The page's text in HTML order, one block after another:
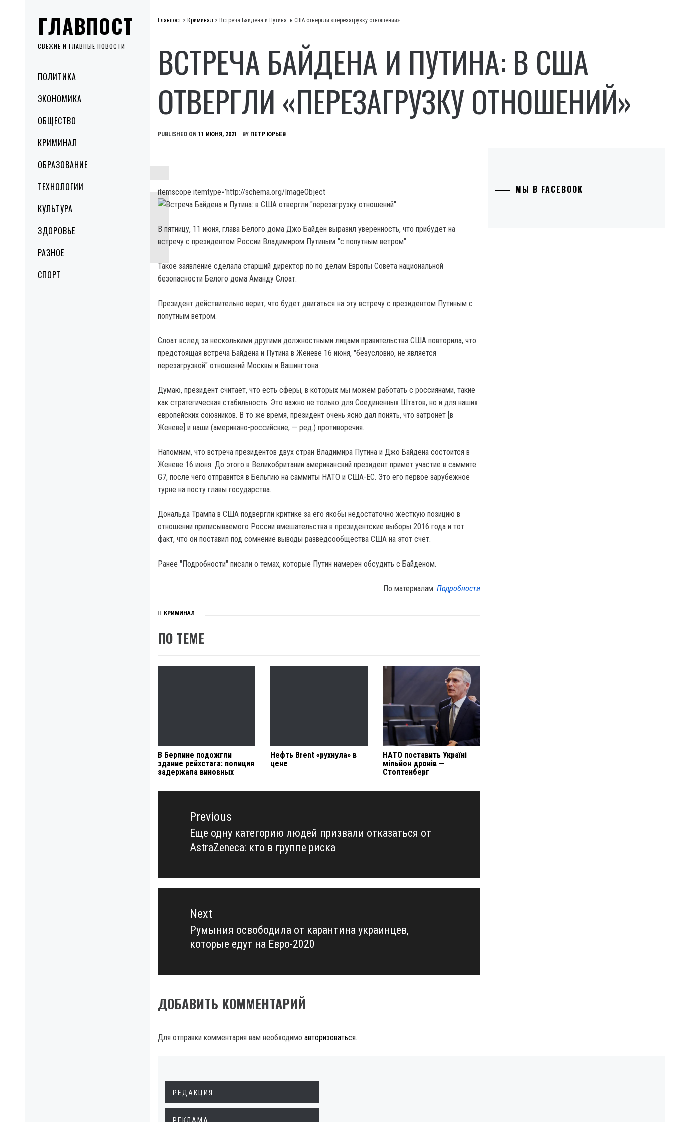
ГЛАВПОСТ
СВЕЖИЕ И ГЛАВНЫЕ НОВОСТИ
MenuПОЛИТИКА
ЭКОНОМИКА
ОБЩЕСТВО
КРИМИНАЛ
ОБРАЗОВАНИЕ
ТЕХНОЛОГИИ
КУЛЬТУРА
ЗДОРОВЬЕ
РАЗНОЕ
СПОРТ
to
content
Главпост > Криминал > Встреча Байдена и Путина: в США отвергли «перезагрузку отношений»
ВСТРЕЧА БАЙДЕНА И ПУТИНА: В США
ОТВЕРГЛИ «ПЕРЕЗАГРУЗКУ ОТНОШЕНИЙ»
PUBLISHED ON 11 ИЮНЯ, 2021 BY ПЕТР ЮРЬЕВ
itemscope itemtype=’http://schema.org/ImageObject
В пятницу, 11 июня, глава Белого дома Джо Байден выразил уверенность, что прибудет на
встречу с президентом России Владимиром Путиным "с попутным ветром".
Такое заявление сделала старший директор по по делам Европы Совета национальной
безопасности Белого дома Аманду Слоат.
Президент действительно верит, что будет двигаться на эту встречу с президентом Путиным с
попутным ветром.
Слоат вслед за несколькими другими должностными лицами правительства США повторила, что
предстоящая встреча Байдена и Путина в Женеве 16 июня, "безусловно, не является
перезагрузкой" отношений Москвы и Вашингтона.
Думаю, президент считает, что есть сферы, в которых мы можем работать с россиянами, такие
как стратегическая стабильность. Это важно не только для Соединенных Штатов, но и для наших
европейских союзников. В то же время, президент очень ясно дал понять, что затронет [в
Женеве] и наши (американо-российские, — ред.) противоречия.
Напомним, что встреча президентов двух стран Владимира Путина и Джо Байдена состоится в
Женеве 16 июня. До этого в Великобритании американский президент примет участие в саммите
G7, после чего отправится в Бельгию на саммиты НАТО и США-ЕС. Это его первое зарубежное
турне на посту главы государства.
Дональда Трампа в США подвергли критике за его якобы недостаточно жесткую позицию в
отношении приписываемого России вмешательства в президентские выборы 2016 года и тот
факт, что он поставил под сомнение выводы разведсообщества США на этот счет.
Ранее "Подробности" писали о темах, которые Путин намерен обсудить с Байденом.
По материалам:Подробности
КРИМИНАЛ
ПО ТЕМЕ
В Берлине подожгли
здание рейхстага: полиция
задержала виновных
Нефть Brent «рухнула» в
цене
НАТО поставить Україні
мільйон дронів —
Столтенберг
Навигация
записямPrevious
Previous
post:
Еще одну категорию людей призвали отказаться от
AstraZeneca: кто в группе риска
Next
Next
post:
Румыния освободила от карантина украинцев,
которые едут на Евро-2020
ДОБАВИТЬ КОММЕНТАРИЙ
Для отправки комментария вам необходимо авторизоваться.
МЫ В FACEBOOK
РЕДАКЦИЯ